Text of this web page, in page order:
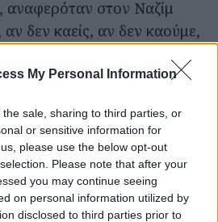
My Personal Information
sale, sharing to third parties, or
or sensitive information for
please use the below opt-out
Please note that after your
you may continue seeing
on personal information utilized by
disclosed to third parties prior to
αναφερόταν στον Ναζίμ
δεν καείς, αν δεν καούμε,
– Σκηνοθεσία:
Κάρολος